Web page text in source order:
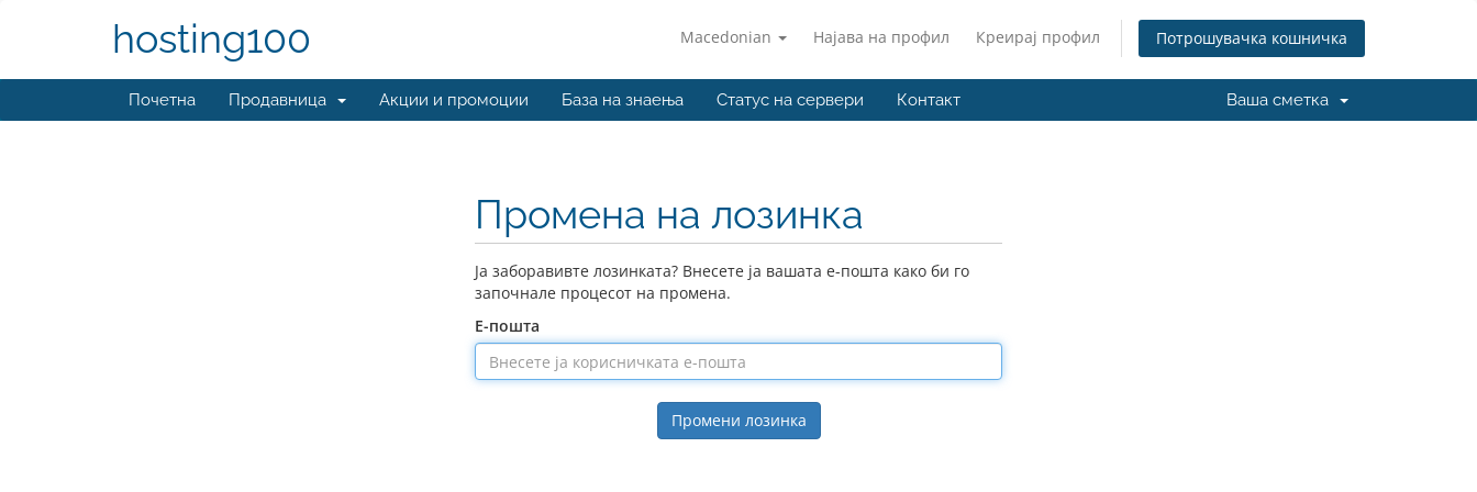
Macedonian Најава на профил Креирај профил Потрошувачка кошничка
hosting100
Почетна Продавница Акции и промоции База на знаења Статус на сервери Контакт Ваша сметка
Промена на лозинка
Ја заборавивте лозинката? Внесете ја вашата е-пошта како би го
започнале процесот на промена.
Е-пошта
Промени лозинка